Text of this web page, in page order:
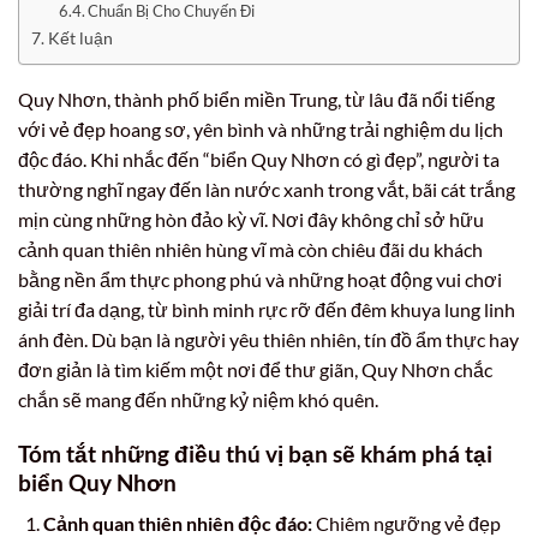
Chuẩn Bị Cho Chuyến Đi
Kết luận
Quy Nhơn, thành phố biển miền Trung, từ lâu đã nổi tiếng
với vẻ đẹp hoang sơ, yên bình và những trải nghiệm du lịch
độc đáo. Khi nhắc đến “biển Quy Nhơn có gì đẹp”, người ta
thường nghĩ ngay đến làn nước xanh trong vắt, bãi cát trắng
mịn cùng những hòn đảo kỳ vĩ. Nơi đây không chỉ sở hữu
cảnh quan thiên nhiên hùng vĩ mà còn chiêu đãi du khách
bằng nền ẩm thực phong phú và những hoạt động vui chơi
giải trí đa dạng, từ bình minh rực rỡ đến đêm khuya lung linh
ánh đèn. Dù bạn là người yêu thiên nhiên, tín đồ ẩm thực hay
đơn giản là tìm kiếm một nơi để thư giãn, Quy Nhơn chắc
chắn sẽ mang đến những kỷ niệm khó quên.
Tóm tắt những điều thú vị bạn sẽ khám phá tại
biển Quy Nhơn
Cảnh quan thiên nhiên độc đáo:Chiêm ngưỡng vẻ đẹp